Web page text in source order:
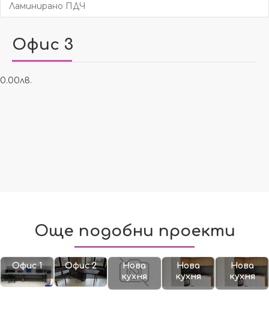
Ламинирано ПДЧ
Офис 3
0.00лв.
Още подобни проекти
Офис 1 Офис 2
Нова
кухня
Нова
кухня
Нова
кухня